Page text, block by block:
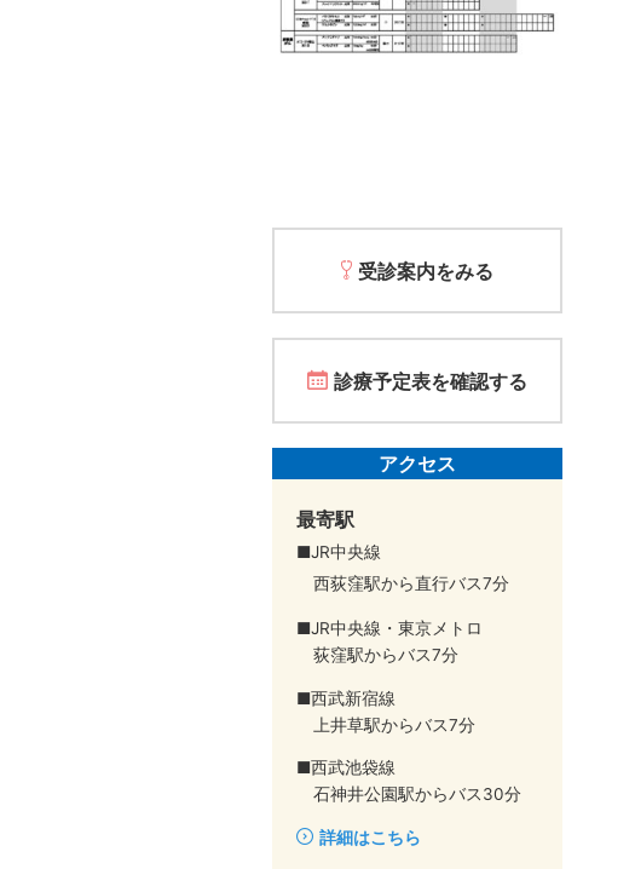
受診案内をみる
診療予定表を確認する
アクセス
最寄駅
■JR中央線
西荻窪駅から直行バス7分
■JR中央線・東京メトロ
荻窪駅からバス7分
■西武新宿線
上井草駅からバス7分
■西武池袋線
石神井公園駅からバス30分
詳細はこちら